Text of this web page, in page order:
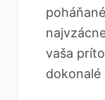
vaša
dokonalé